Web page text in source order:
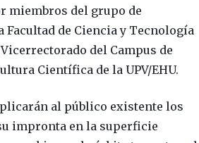
miembros del grupo de
de Ciencia y Tecnología
del Campus de
Científica de la UPV/EHU.
al público existente los
impronta en la superficie